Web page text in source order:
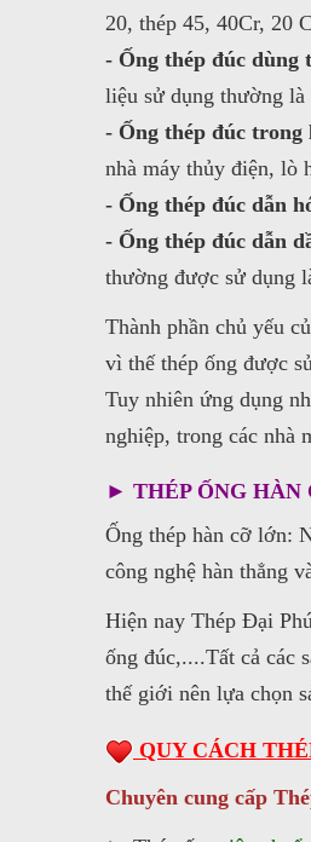
20, thép 45, 40Cr, 20
- Ống thép đúc dùng
liệu sử dụng thường là
- Ống thép đúc trong
nhà máy thủy điện, lò
- Ống thép đúc dẫn
- Ống thép đúc dẫn
thường được sử dụng
Thành phần chủ yếu
vì thế thép ống được
Tuy nhiên ứng dụng
nghiệp, trong các nhà
► THÉP ỐNG HÀN
Ống thép hàn cỡ lớn:
công nghệ hàn thẳng
Hiện nay Thép Đại
ống đúc,....Tất cả các
thế giới nên lựa chọn
QUY CÁCH
Chuyên cung cấp